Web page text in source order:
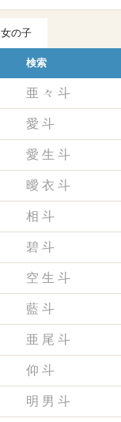
女の子
検索
亜 々 斗
愛 斗
愛 生 斗
曖 衣 斗
相 斗
碧 斗
空 生 斗
藍 斗
亜 尾 斗
仰 斗
明 男 斗